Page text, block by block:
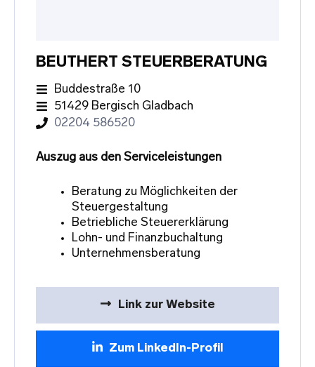
BEUTHERT STEUERBERATUNG
Buddestraße 10
51429 Bergisch Gladbach
02204 586520
Auszug aus den Serviceleistungen
Beratung zu Möglichkeiten der
Steuergestaltung
Betriebliche Steuererklärung
Lohn- und Finanzbuchaltung
Unternehmensberatung
Link zur Website
Zum LinkedIn-Profil